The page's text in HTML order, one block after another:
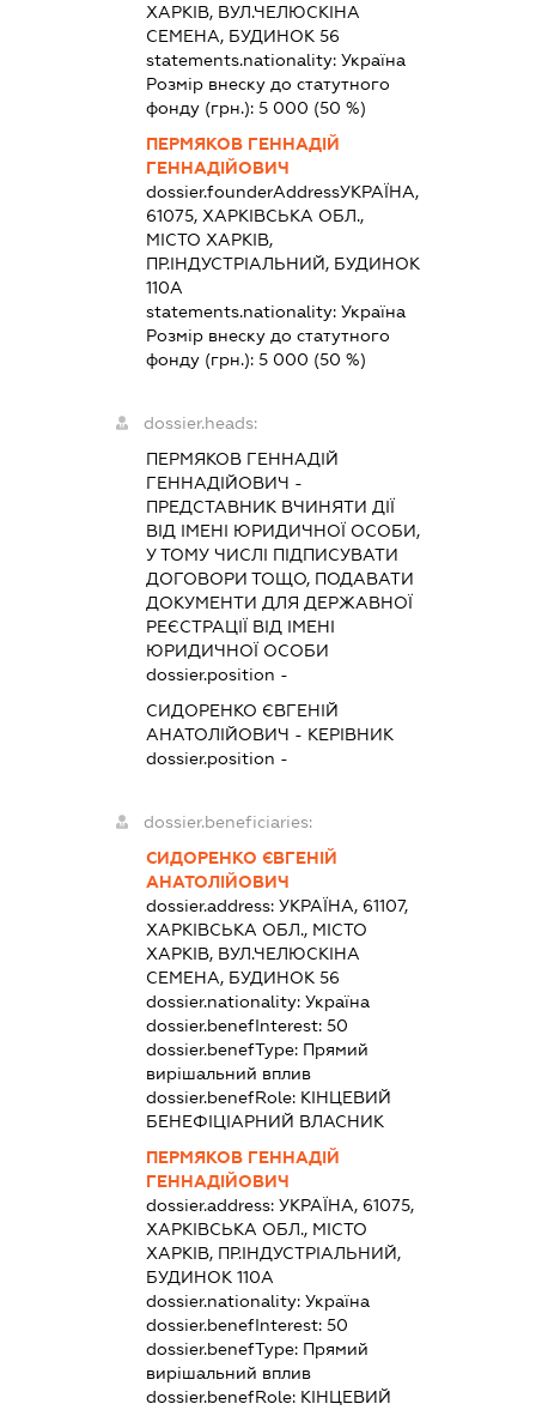
ХАРКІВ, ВУЛ.ЧЕЛЮСКІНА
СЕМЕНА, БУДИНОК 56
statements.nationality:Україна
Розмір внеску до статутного
фонду (грн.):5 000 (50 %)
ПЕРМЯКОВ ГЕННАДІЙ
ГЕННАДІЙОВИЧ
dossier.founderAddressУКРАЇНА,
61075, ХАРКІВСЬКА ОБЛ.,
МІСТО ХАРКІВ,
ПР.ІНДУСТРІАЛЬНИЙ, БУДИНОК
110А
statements.nationality:Україна
Розмір внеску до статутного
фонду (грн.):5 000 (50 %)
dossier.heads:
ПЕРМЯКОВ ГЕННАДІЙ
ГЕННАДІЙОВИЧ -
ПРЕДСТАВНИК ВЧИНЯТИ ДІЇ
ВІД ІМЕНІ ЮРИДИЧНОЇ ОСОБИ,
У ТОМУ ЧИСЛІ ПІДПИСУВАТИ
ДОГОВОРИ ТОЩО, ПОДАВАТИ
ДОКУМЕНТИ ДЛЯ ДЕРЖАВНОЇ
РЕЄСТРАЦІЇ ВІД ІМЕНІ
ЮРИДИЧНОЇ ОСОБИ
dossier.position -
СИДОРЕНКО ЄВГЕНІЙ
АНАТОЛІЙОВИЧ - КЕРІВНИК
dossier.position -
dossier.beneficiaries:
СИДОРЕНКО ЄВГЕНІЙ
АНАТОЛІЙОВИЧ
dossier.address:УКРАЇНА, 61107,
ХАРКІВСЬКА ОБЛ., МІСТО
ХАРКІВ, ВУЛ.ЧЕЛЮСКІНА
СЕМЕНА, БУДИНОК 56
dossier.nationality:Україна
dossier.benefInterest:50
dossier.benefType: Прямий
вирішальний вплив
dossier.benefRole: КІНЦЕВИЙ
БЕНЕФІЦІАРНИЙ ВЛАСНИК
ПЕРМЯКОВ ГЕННАДІЙ
ГЕННАДІЙОВИЧ
dossier.address:УКРАЇНА, 61075,
ХАРКІВСЬКА ОБЛ., МІСТО
ХАРКІВ, ПР.ІНДУСТРІАЛЬНИЙ,
БУДИНОК 110А
dossier.nationality:Україна
dossier.benefInterest:50
dossier.benefType: Прямий
вирішальний вплив
dossier.benefRole: КІНЦЕВИЙ